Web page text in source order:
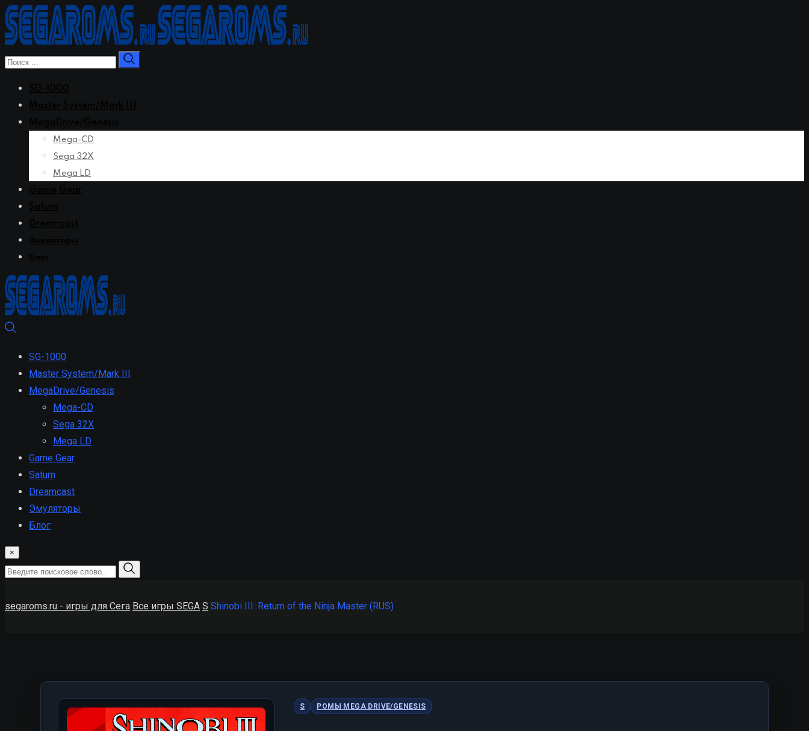
Перейти
к
контенту
Mega-CD
Sega 32X
Mega LD
SG-1000
Master System/Mark III
MegaDrive/Genesis
Mega-CD
Sega 32X
Mega LD
Game Gear
Saturn
Dreamcast
Эмуляторы
Блог
×
segaroms.ru - игры для Сега Все игры SEGA S Shinobi III: Return of the Ninja Master (RUS)
S РОМЫ MEGA DRIVE/GENESIS